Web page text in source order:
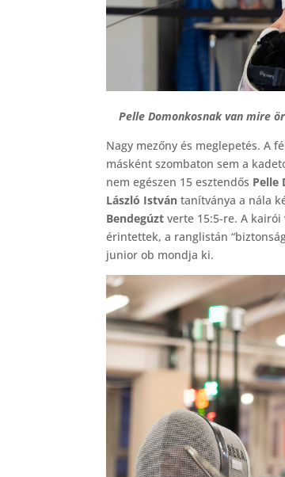
Pelle Domonkosnak van mire
Nagy mezőny és meglepetés. A
másként szombaton sem a
nem egészen 15 esztendős Pelle
László István tanítványa a nála
Bendegúzt verte 15:5-re. A
érintettek, a ranglistán
junior ob mondja ki.